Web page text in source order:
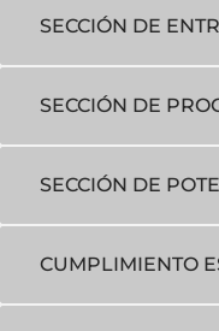
SECCIÓN DE
SECCIÓN DE
SECCIÓN DE
CUMPLIMIENTO